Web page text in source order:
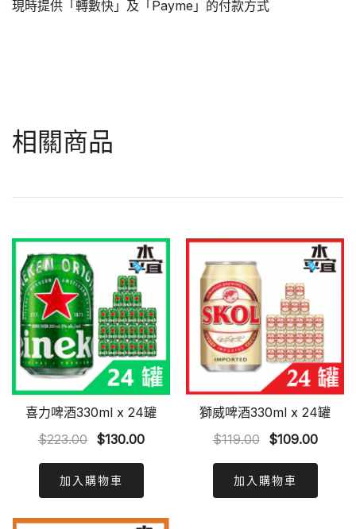
現時提供「轉數快」及「Payme」的付款方式
相關商品
喜力啤酒330ml x 24罐
$223.00
Original
was:
$223.00.
$130.00Current
$130.00.
加入購物車
獅威啤酒330ml x 24罐
$119.00
Original
was:
$119.00.
$109.00
加入購物車